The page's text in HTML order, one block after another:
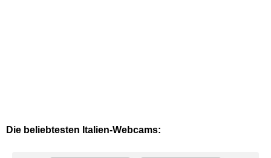
Die beliebtesten Italien-Webcams: